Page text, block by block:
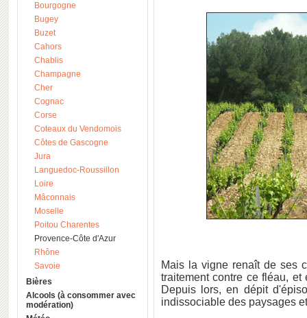
Bourgogne
Bugey
Buzet
Cahors
Chablis
Champagne
Cher
Cognac
Corse
Coteaux du Vendomois
Côtes de Gascogne
Jura
Languedoc-Roussillon
Loire
Mâconnais
Moselle
Poitou Charentes
Provence-Côte d'Azur
Rhône
Savoie
Bières
Alcools (à consommer avec
modération)
Mais la vigne renaît de ses
traitement contre ce fléau,
Depuis lors, en dépit
indissociable des paysages